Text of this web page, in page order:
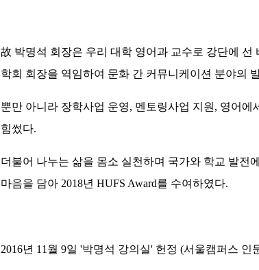
故 박명석 회장은 우리 대학 영어과 교수로 강단에
학회 회장을 역임하여 문화 간 커뮤니케이션 분야의
뿐만 아니라 장학사업 운영, 멘토링사업 지원, 영어
힘썼다.
더불어 나누는 삶을 몸소 실천하며 국가와 학교 발전
마음을 담아 2018년 HUFS Award를 수여하였다.
2016년 11월 9일 '박명석 강의실' 헌정 (서울캠퍼스 인